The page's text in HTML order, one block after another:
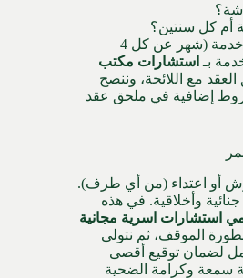
أم كل سنتين؟
هل هناك مكافأة نهاية خدمة (شهر عن كل 4
بـ استشارات مكتب
مع اللائحة، وننصح
إضافية في ملحق عقد
أو اعتداء (من أي طرف).
وأخلاقية. في هذه
استشارات اسرية مجانية
الموقف، ثم نتولى
لضمان توقيع أقصى
سمعة وكرامة الضحية